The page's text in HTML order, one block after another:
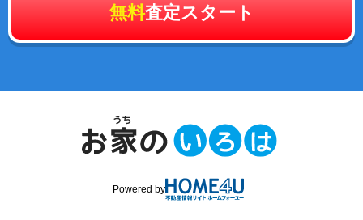
無料査定スタート
Powered by